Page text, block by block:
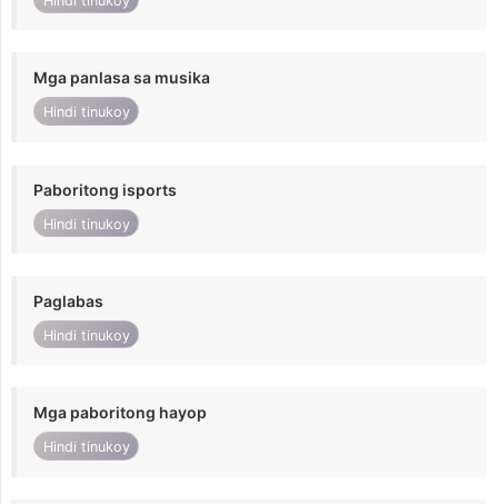
Mga panlasa sa musika
Hindi tinukoy
Paboritong isports
Hindi tinukoy
Paglabas
Hindi tinukoy
Mga paboritong hayop
Hindi tinukoy